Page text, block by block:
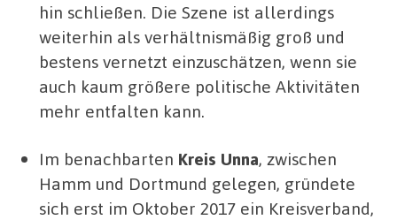
hin schließen. Die Szene ist allerdings
weiterhin als verhältnismäßig groß und
bestens vernetzt einzuschätzen, wenn sie
auch kaum größere politische Aktivitäten
mehr entfalten kann.
Im benachbarten Kreis Unna, zwischen
Hamm und Dortmund gelegen, gründete
sich erst im Oktober 2017 ein Kreisverband,